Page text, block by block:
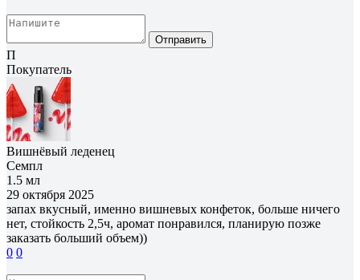
Отправить
П
Покупатель
Вишнёвый леденец
Семпл
1.5 мл
29 октября 2025
запах вкусный, именно вишневых конфеток, больше ничего
нет, стойкость 2,5ч, аромат понравился, планирую позже
заказать больший объем))
0 0